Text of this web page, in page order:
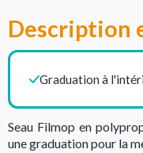
Description
Graduation à
Seau Filmop en
une graduation pour la